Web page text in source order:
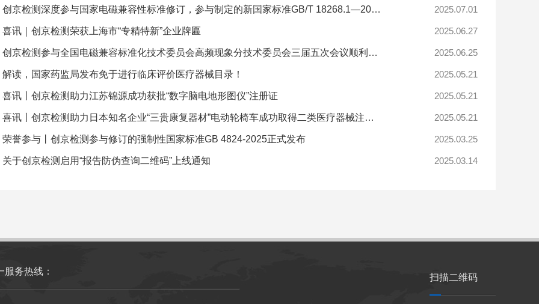
创京检测深度参与国家电磁兼容性标准修订，参与制定的新国家标准GB/T 18268.1—2025正式发布！ 2025.07.01
喜讯｜创京检测荣获上海市“专精特新”企业牌匾 2025.06.27
创京检测参与全国电磁兼容标准化技术委员会高频现象分技术委员会三届五次会议顺利召开 2025.06.25
解读，国家药监局发布免于进行临床评价医疗器械目录！ 2025.05.21
喜讯丨创京检测助力江苏锦源成功获批“数字脑电地形图仪”注册证 2025.05.21
喜讯丨创京检测助力日本知名企业“三贵康复器材”电动轮椅车成功取得二类医疗器械注册证 2025.05.21
荣誉参与丨创京检测参与修订的强制性国家标准GB 4824-2025正式发布 2025.03.25
关于创京检测启用“报告防伪查询二维码”上线通知 2025.03.14
服务热线：
扫描二维码